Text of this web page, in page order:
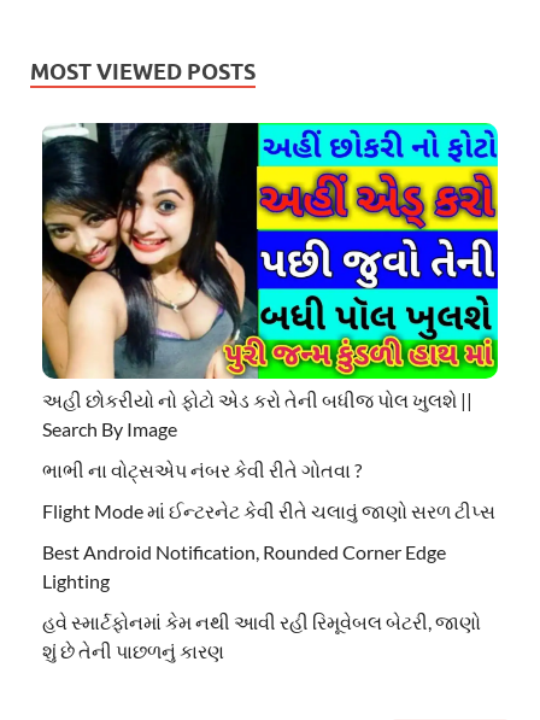
MOST VIEWED POSTS
અહી છોકરીયો નો ફોટો એડ કરો તેની બધીજ પોલ ખુલશે ||
Search By Image
ભાભી ના વોટ્સએપ નંબર કેવી રીતે ગોતવા ?
Flight Mode માં ઈન્ટરનેટ કેવી રીતે ચલાવું જાણો સરળ ટીપ્સ
Best Android Notification, Rounded Corner Edge
Lighting
હવે સ્માર્ટફોનમાં કેમ નથી આવી રહી રિમૂવેબલ બેટરી, જાણો
શું છે તેની પાછળનું કારણ